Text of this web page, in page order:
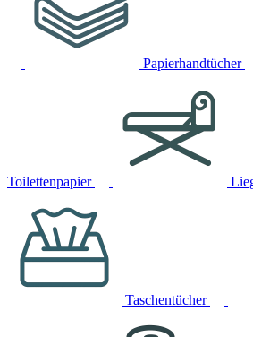
Papierhandtücher
Toilettenpapier
Taschentücher